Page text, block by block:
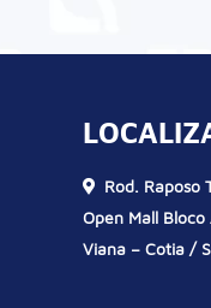
Rod. Raposo
Open Mall
Viana – Cotia /